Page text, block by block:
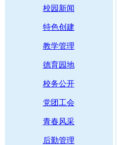
校园新闻
特色创建
教学管理
德育园地
校务公开
党团工会
青春风采
后勤管理